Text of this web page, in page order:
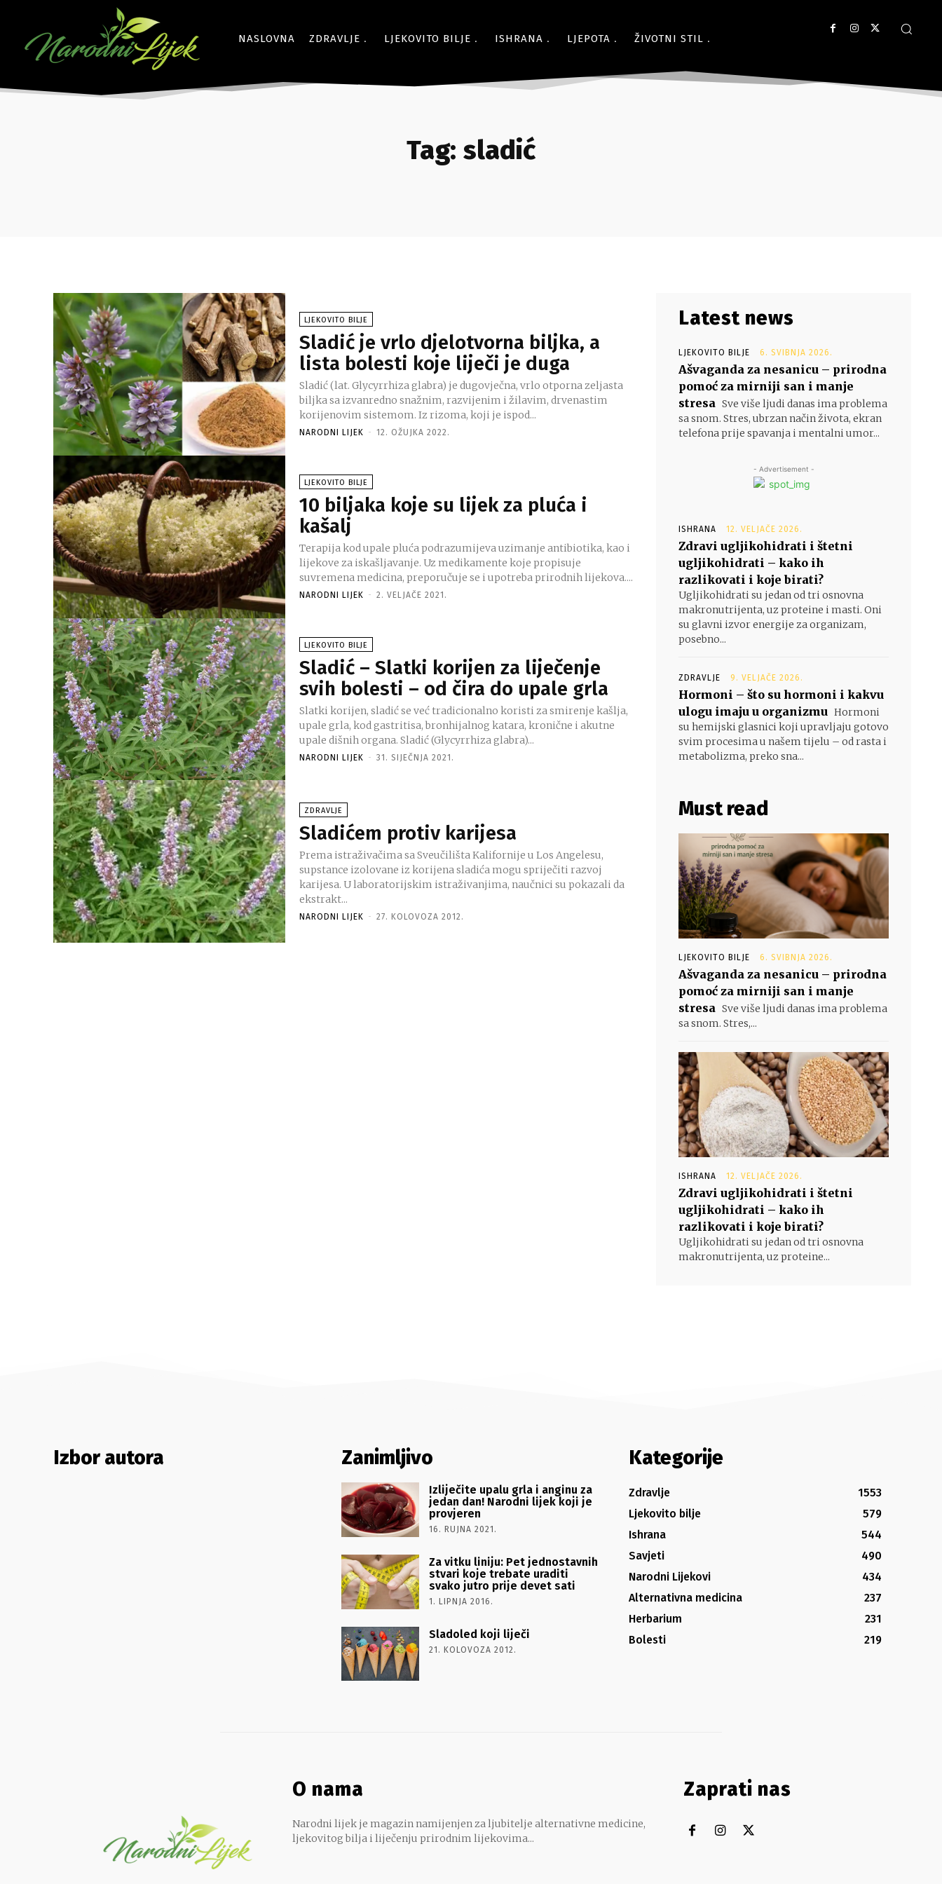
NASLOVNA ZDRAVLJE LJEKOVITO BILJE ISHRANA LJEPOTA ŽIVOTNI STIL
Tag: sladić
LJEKOVITO BILJE
Sladić je vrlo djelotvorna biljka, a
lista bolesti koje liječi je duga
Sladić (lat. Glycyrrhiza glabra) je dugovječna, vrlo otporna zeljasta
biljka sa izvanredno snažnim, razvijenim i žilavim, drvenastim
korijenovim sistemom. Iz rizoma, koji je ispod...
NARODNI LIJEK - 12. OŽUJKA 2022.
LJEKOVITO BILJE
10 biljaka koje su lijek za pluća i
kašalj
Terapija kod upale pluća podrazumijeva uzimanje antibiotika, kao i
lijekove za iskašljavanje. Uz medikamente koje propisuje
suvremena medicina, preporučuje se i upotreba prirodnih lijekova....
NARODNI LIJEK - 2. VELJAČE 2021.
LJEKOVITO BILJE
Sladić – Slatki korijen za liječenje
svih bolesti – od čira do upale grla
Slatki korijen, sladić se već tradicionalno koristi za smirenje kašlja,
upale grla, kod gastritisa, bronhijalnog katara, kronične i akutne
upale dišnih organa. Sladić (Glycyrrhiza glabra)...
NARODNI LIJEK - 31. SIJEČNJA 2021.
ZDRAVLJE
Sladićem protiv karijesa
Prema istraživačima sa Sveučilišta Kalifornije u Los Angelesu,
supstance izolovane iz korijena sladića mogu spriječiti razvoj
karijesa. U laboratorijskim istraživanjima, naučnici su pokazali da
ekstrakt...
NARODNI LIJEK - 27. KOLOVOZA 2012.
Latest news
LJEKOVITO BILJE 6. SVIBNJA 2026.
Ašvaganda za nesanicu – prirodna
pomoć za mirniji san i manje
stresa Sve više ljudi danas ima problema
sa snom. Stres, ubrzan način života, ekran
telefona prije spavanja i mentalni umor...
- Advertisement -
ISHRANA 12. VELJAČE 2026.
Zdravi ugljikohidrati i štetni
ugljikohidrati – kako ih
razlikovati i koje birati?
Ugljikohidrati su jedan od tri osnovna
makronutrijenta, uz proteine i masti. Oni
su glavni izvor energije za organizam,
posebno...
ZDRAVLJE 9. VELJAČE 2026.
Hormoni – što su hormoni i kakvu
ulogu imaju u organizmu Hormoni
su hemijski glasnici koji upravljaju gotovo
svim procesima u našem tijelu – od rasta i
metabolizma, preko sna...
Must read
LJEKOVITO BILJE 6. SVIBNJA 2026.
Ašvaganda za nesanicu – prirodna
pomoć za mirniji san i manje
stresa Sve više ljudi danas ima problema
sa snom. Stres,...
ISHRANA 12. VELJAČE 2026.
Zdravi ugljikohidrati i štetni
ugljikohidrati – kako ih
razlikovati i koje birati?
Ugljikohidrati su jedan od tri osnovna
makronutrijenta, uz proteine...
Izbor autora Zanimljivo
Izliječite upalu grla i anginu za
jedan dan! Narodni lijek koji je
provjeren
16. RUJNA 2021.
Za vitku liniju: Pet jednostavnih
stvari koje trebate uraditi
svako jutro prije devet sati
1. LIPNJA 2016.
Sladoled koji liječi
21. KOLOVOZA 2012.
Kategorije
Zdravlje
1553
Ljekovito bilje
579
Ishrana
544
Savjeti
490
Narodni Lijekovi
434
Alternativna medicina
237
Herbarium
231
Bolesti
219
O nama
Narodni lijek je magazin namijenjen za ljubitelje alternativne medicine,
ljekovitog bilja i liječenju prirodnim lijekovima...
Zaprati nas